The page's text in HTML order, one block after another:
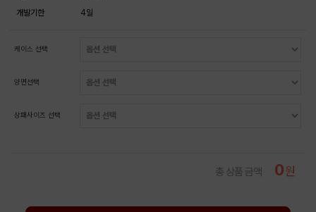
개발기한
4일
케이스 선택
양면선택
상패사이즈 선택
총 상품 금액 0원